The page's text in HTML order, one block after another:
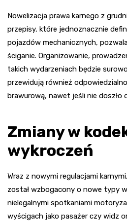
Nowelizacja prawa karnego z
przepisy, które jednoznacznie
pojazdów mechanicznych,
ściganie. Organizowanie,
takich wydarzeniach będzie
przewidują również
brawurową, nawet jeśli nie doszło
Zmiany w
wykroczeń
Wraz z nowymi regulacjami
został wzbogacony o nowe typy
nielegalnymi spotkaniami
wyścigach jako pasażer czy widz